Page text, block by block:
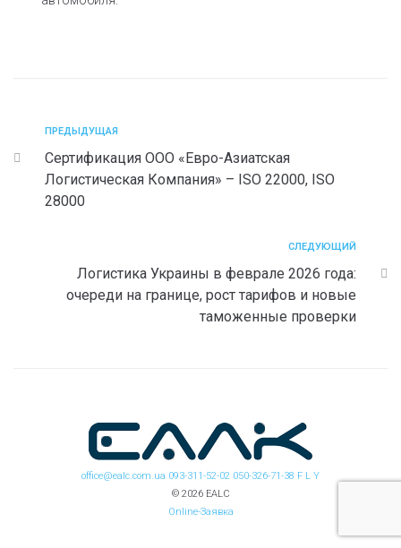
ПРЕДЫДУЩАЯ
Сертификация ООО «Евро-Азиатская
Логистическая Компания» – ISO 22000, ISO
28000
СЛЕДУЮЩИЙ
Логистика Украины в феврале 2026 года:
очереди на границе, рост тарифов и новые
таможенные проверки
office@ealc.com.ua 093-311-52-02 050-326-71-38 F L Y
© 2026 EALC
Online-Заявка